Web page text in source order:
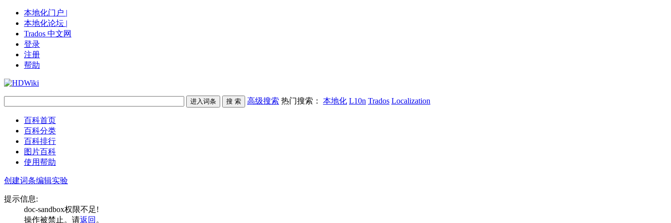
本地化门户 |
本地化论坛 |
Trados 中文网
登录
注册
帮助
高级搜索 热门搜索： 本地化 L10n Trados Localization
百科首页
百科分类
百科排行
图片百科
使用帮助
创建词条编辑实验
提示信息:
doc-sandbox权限不足!
操作被禁止。请返回 。